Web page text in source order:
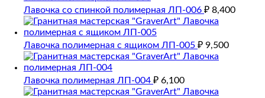
Лавочка со спинкой полимерная ЛП-006 ₽ 8,400
Лавочка полимерная с ящиком ЛП-005 ₽ 9,500
Лавочка полимерная ЛП-004 ₽ 6,100